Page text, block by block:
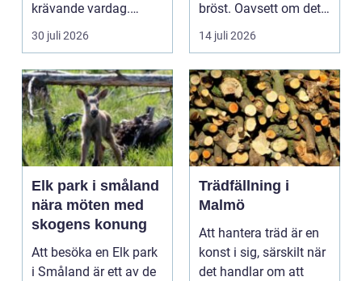
krävande vardag.
Skola, sociala med...
30 juli 2026
bröst. Oavsett om det
är f&o...
14 juli 2026
Elk park i småland
nära möten med
skogens konung
Att besöka en Elk park
i Småland är ett av de
Trädfällning i
Malmö
Att hantera träd är en
konst i sig, särskilt när
det handlar om att